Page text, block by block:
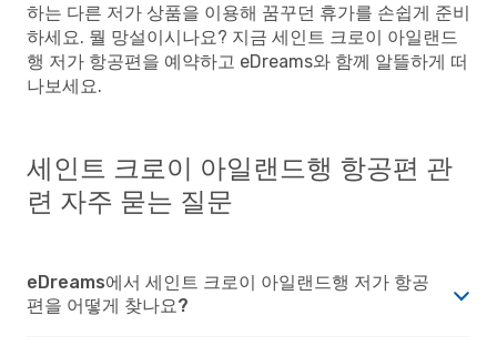
하는 다른 저가 상품을 이용해 꿈꾸던 휴가를 손쉽게 준비
하세요. 뭘 망설이시나요? 지금 세인트 크로이 아일랜드
행 저가 항공편을 예약하고 eDreams와 함께 알뜰하게 떠
나보세요.
세인트 크로이 아일랜드행 항공편 관
련 자주 묻는 질문
eDreams에서 세인트 크로이 아일랜드행 저가 항공
편을 어떻게 찾나요?